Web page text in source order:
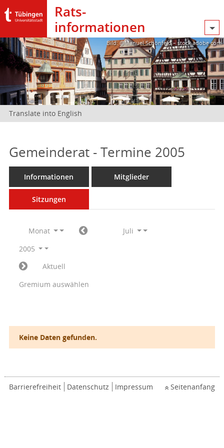
Rats­
informationen
Bild: @Manuel Schönfeld – stock.adobe.com
Translate into English
Gemeinderat - Termine 2005
Informationen Mitglieder
Sitzungen
Monat
Juli
2005
Aktuell
Gremium auswählen
Keine Daten gefunden.
Barrierefreiheit Datenschutz Impressum Seitenanfang